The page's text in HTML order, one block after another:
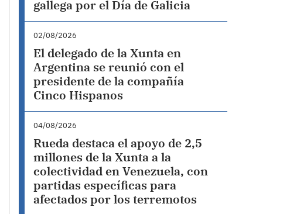
gallega por el Día de Galicia
02/08/2026
El delegado de la Xunta en
Argentina se reunió con el
presidente de la compañía
Cinco Hispanos
04/08/2026
Rueda destaca el apoyo de 2,5
millones de la Xunta a la
colectividad en Venezuela, con
partidas específicas para
afectados por los terremotos